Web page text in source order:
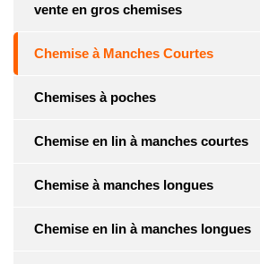
vente en gros chemises
Chemise à Manches Courtes
Chemises à poches
Chemise en lin à manches courtes
Chemise à manches longues
Chemise en lin à manches longues